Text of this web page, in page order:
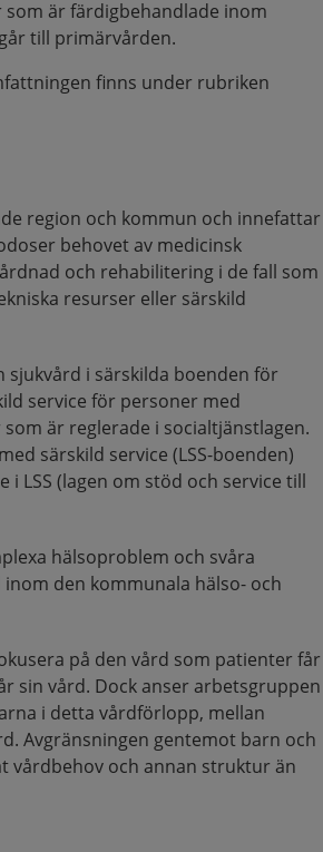
är färdigbehandlade inom
till primärvården.
finns under rubriken
region och kommun och innefattar
behovet av medicinsk
och rehabilitering i de fall som
resurser eller särskild
sjukvård i särskilda boenden för
service för personer med
är reglerade i socialtjänstlagen.
särskild service (LSS-boenden)
LSS (lagen om stöd och service till
hälsoproblem och svåra
den kommunala hälso- och
på den vård som patienter får
sin vård. Dock anser arbetsgruppen
i detta vårdförlopp, mellan
Avgränsningen gentemot barn och
vårdbehov och annan struktur än